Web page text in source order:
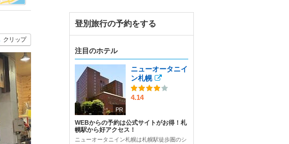
クリップ
登別旅行の予約をする
注目のホテル
PR
ニューオータニイ
ン札幌
4.14
WEBからの予約は公式サイトがお得！札
幌駅から好アクセス！
ニューオータニイン札幌は札幌駅徒歩圏のシ